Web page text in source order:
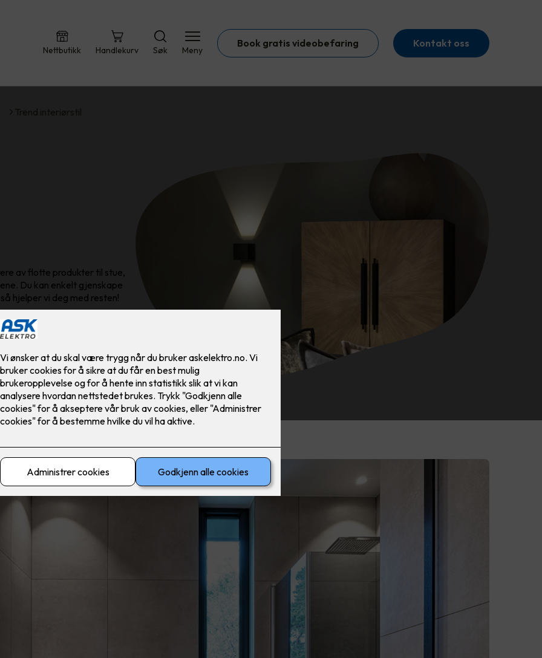
Nettbutikk Handlekurv Søk Meny
Book gratis videobefaring Kontakt oss
Trend interiørstil
av flotte produkter til stue,
Du kan enkelt gjenskape
hjelper vi deg med resten!